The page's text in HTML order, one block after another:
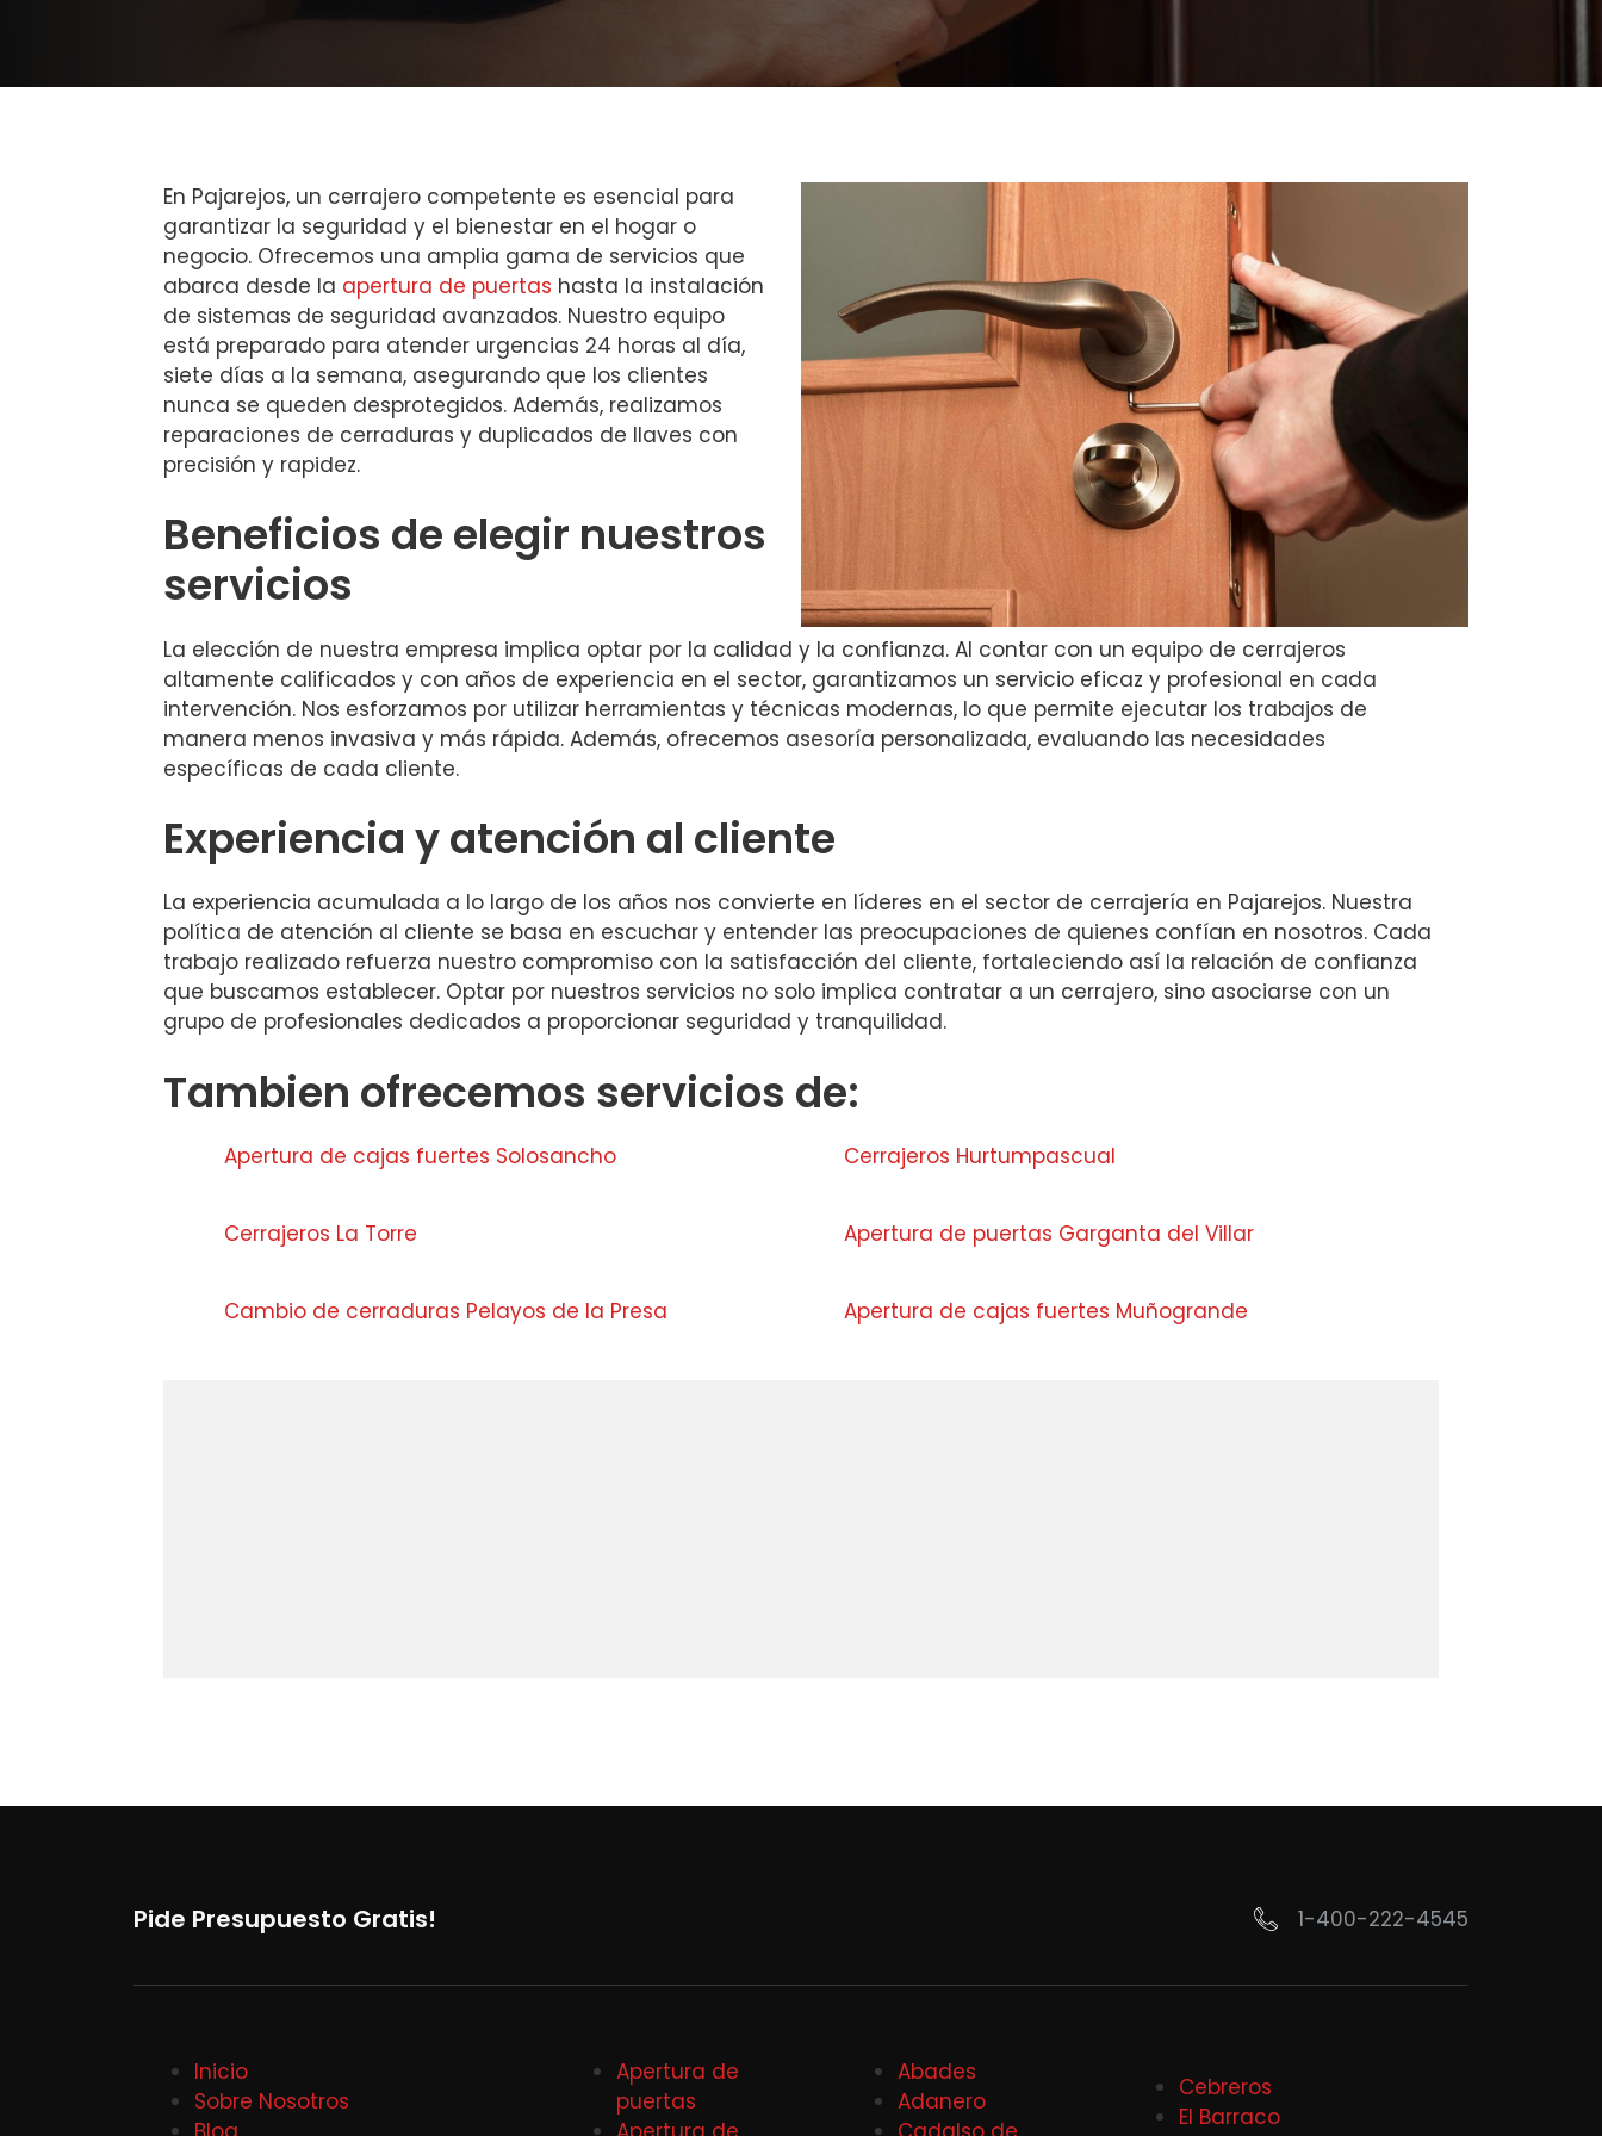
En Pajarejos, un cerrajero competente es esencial para
garantizar la seguridad y el bienestar en el hogar o
negocio. Ofrecemos una amplia gama de servicios que
abarca desde la apertura de puertas hasta la instalación
de sistemas de seguridad avanzados. Nuestro equipo
está preparado para atender urgencias 24 horas al día,
siete días a la semana, asegurando que los clientes
nunca se queden desprotegidos. Además, realizamos
reparaciones de cerraduras y duplicados de llaves con
precisión y rapidez.
Beneficios de elegir nuestros
servicios
La elección de nuestra empresa implica optar por la calidad y la confianza. Al contar con un equipo de cerrajeros
altamente calificados y con años de experiencia en el sector, garantizamos un servicio eficaz y profesional en cada
intervención. Nos esforzamos por utilizar herramientas y técnicas modernas, lo que permite ejecutar los trabajos de
manera menos invasiva y más rápida. Además, ofrecemos asesoría personalizada, evaluando las necesidades
específicas de cada cliente.
Experiencia y atención al cliente
La experiencia acumulada a lo largo de los años nos convierte en líderes en el sector de cerrajería en Pajarejos. Nuestra
política de atención al cliente se basa en escuchar y entender las preocupaciones de quienes confían en nosotros. Cada
trabajo realizado refuerza nuestro compromiso con la satisfacción del cliente, fortaleciendo así la relación de confianza
que buscamos establecer. Optar por nuestros servicios no solo implica contratar a un cerrajero, sino asociarse con un
grupo de profesionales dedicados a proporcionar seguridad y tranquilidad.
Tambien ofrecemos servicios de:
Apertura de cajas fuertes Solosancho Cerrajeros Hurtumpascual
Cerrajeros La Torre Apertura de puertas Garganta del Villar
Cambio de cerraduras Pelayos de la Presa Apertura de cajas fuertes Muñogrande
Pide Presupuesto Gratis! 1-400-222-4545
Inicio
Sobre Nosotros
Apertura de
puertas
Abades
Adanero
Cebreros
El Barraco